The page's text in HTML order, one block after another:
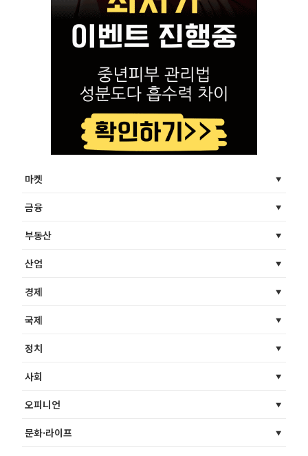
마켓
금융
부동산
산업
경제
국제
정치
사회
오피니언
문화·라이프